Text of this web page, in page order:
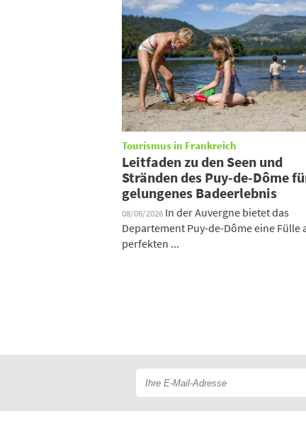
Tourismus in Frankreich
Leitfaden zu den Seen und
Stränden des Puy-de-Dôme
gelungenes Badeerlebnis
08/06/2026 In der Auvergne bietet das
Departement Puy-de-Dôme eine Fülle
perfekten ...